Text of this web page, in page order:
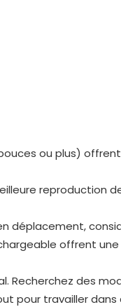
ou plus)
reproduction
déplacement,
offrent une
Recherchez des
pour travailler